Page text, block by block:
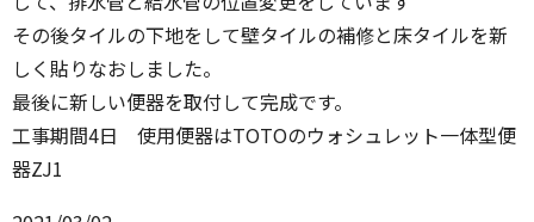
その後タイルの下地をして壁タイルの補修と床タイルを新
しく貼りなおしました。
最後に新しい便器を取付して完成です。
工事期間4日 使用便器はTOTOのウォシュレット一体型便
器ZJ1